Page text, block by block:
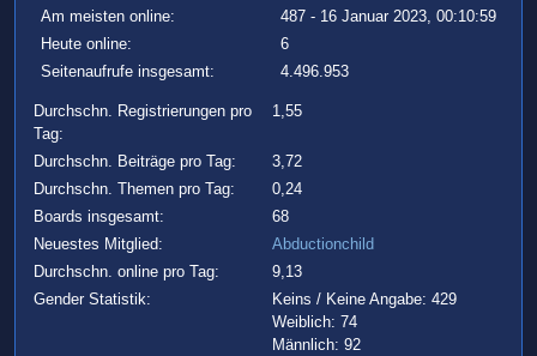
Am meisten online:
487 - 16 Januar 2023, 00:10:59
Heute online:
6
Seitenaufrufe insgesamt:
4.496.953
Durchschn. Registrierungen pro
Tag:
1,55
Durchschn. Beiträge pro Tag:
3,72
Durchschn. Themen pro Tag:
0,24
Boards insgesamt:
68
Neuestes Mitglied:
Abductionchild
Durchschn. online pro Tag:
9,13
Gender Statistik:
Keins / Keine Angabe: 429
Weiblich: 74
Männlich: 92